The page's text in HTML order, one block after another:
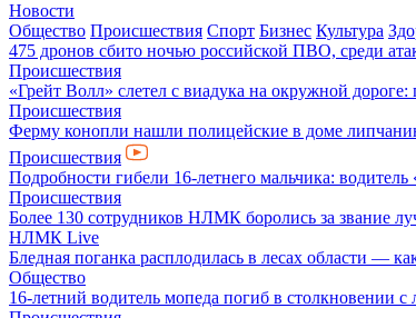
Новости
Общество Происшествия Спорт Бизнес Культура
475 дронов сбито ночью российской ПВО, среди
Происшествия
«Грейт Волл» слетел с виадука на окружной
Происшествия
Ферму конопли нашли полицейские в доме
Происшествия
Подробности гибели 16-летнего мальчика:
Происшествия
Более 130 сотрудников НЛМК боролись за звание
НЛМК Live
Бледная поганка расплодилась в лесах области —
Общество
16-летний водитель мопеда погиб в столкновении с